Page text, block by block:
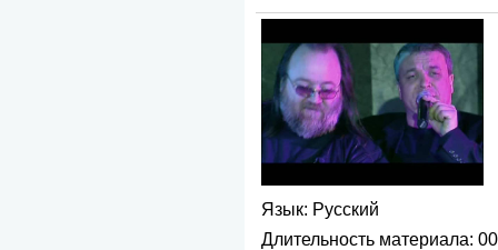
Язык: Русский
Длительность материала: